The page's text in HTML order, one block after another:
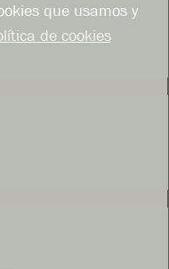
que usamos y
de cookies